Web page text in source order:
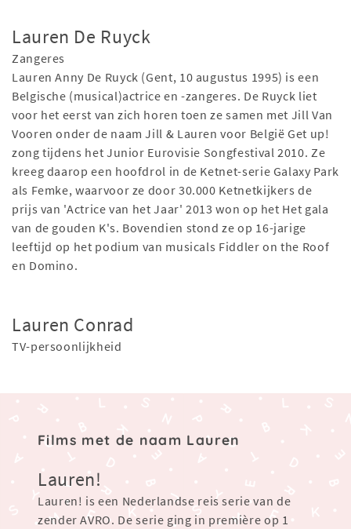
Lauren De Ruyck
Zangeres
Lauren Anny De Ruyck (Gent, 10 augustus 1995) is een
Belgische (musical)actrice en -zangeres. De Ruyck liet
voor het eerst van zich horen toen ze samen met Jill Van
Vooren onder de naam Jill & Lauren voor België Get up!
zong tijdens het Junior Eurovisie Songfestival 2010. Ze
kreeg daarop een hoofdrol in de Ketnet-serie Galaxy Park
als Femke, waarvoor ze door 30.000 Ketnetkijkers de
prijs van 'Actrice van het Jaar' 2013 won op het Het gala
van de gouden K's. Bovendien stond ze op 16-jarige
leeftijd op het podium van musicals Fiddler on the Roof
en Domino.
Lauren Conrad
TV-persoonlijkheid
Films met de naam Lauren
Lauren!
Lauren! is een Nederlandse reis serie van de
zender AVRO. De serie ging in première op 1